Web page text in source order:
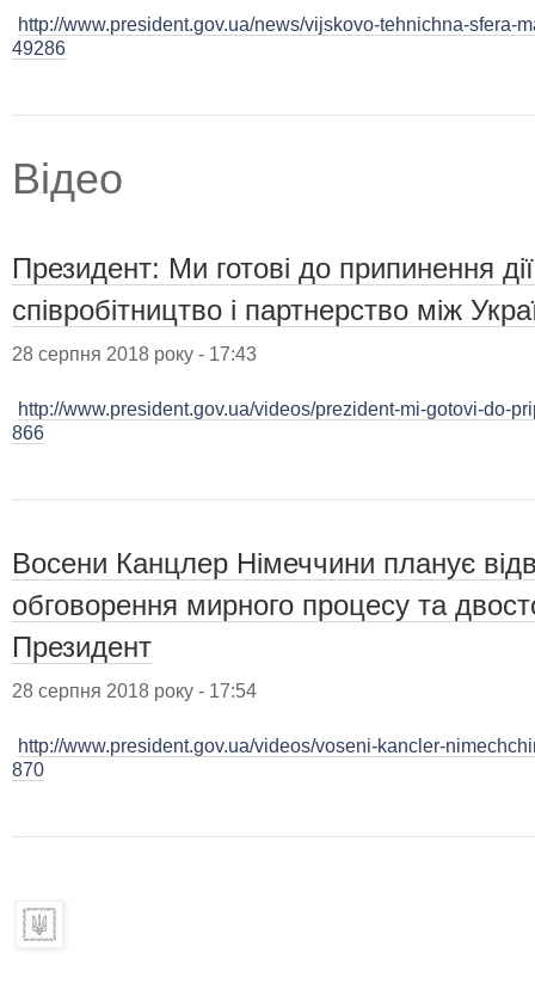
http://www.president.gov.ua/news/vijskovo-tehnichna-sfera-
49286
Відео
Президент: Ми готові до припинення
співробітництво і партнерство між
28 серпня 2018 року - 17:43
http://www.president.gov.ua/videos/prezident-mi-gotovi-do-
866
Восени Канцлер Німеччини планує
обговорення мирного процесу та
Президент
28 серпня 2018 року - 17:54
http://www.president.gov.ua/videos/voseni-kancler-
870